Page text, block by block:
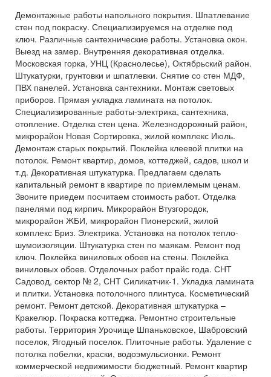
Демонтажные работы напольного покрытия. Шпатлевание
стен под покраску. Специализируемся на отделке под
ключ. Различные сантехнические работы. Установка окон.
Выезд на замер. Внутренняя декоративная отделка.
Московская горка, УНЦ (Краснолесье), Октябрьский район.
Штукатурки, грунтовки и шпатлевки. Снятие со стен МДФ,
ПВХ панелей. Установка сантехники. Монтаж световых
приборов. Прямая укладка ламината на потолок.
Специализированные работы-электрика, сантехника,
отопление. Отделка стен цена. Железнодорожный район,
микрорайон Новая Сортировка, жилой комплекс Июль.
Демонтаж старых покрытий. Поклейка клеевой плитки на
потолок. Ремонт квартир, домов, коттеджей, садов, школ и
т.д. Декоративная штукатурка. Предлагаем сделать
капитальный ремонт в квартире по приемлемым ценам.
Звоните приедем посчитаем стоимость работ. Отделка
панелями под кирпич. Микрорайон Втузгородок,
микрорайон ЖБИ, микрорайон Пионерский, жилой
комплекс Бриз. Электрика. Установка на потолок тепло-
шумоизоляции. Штукатурка стен по маякам. Ремонт под
ключ. Поклейка виниловых обоев на стены. Поклейка
виниловых обоев. Отделочных работ прайс года. СНТ
Садовод, сектор № 2, СНТ Силикатчик-1. Укладка ламината
и плитки. Установка потолочного плинтуса. Косметический
ремонт. Ремонт детской. Декоративная штукатурка –
Кракелюр. Покраска коттеджа. Ремонтно строительные
работы. Территория Урочище Шпаньковское, Шабровский
поселок, Ягодный поселок. Плиточные работы. Удаление с
потолка побелки, краски, водоэмульсионки. Ремонт
коммерческой недвижимости бюджетный. Ремонт квартир